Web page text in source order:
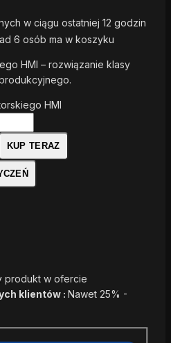
w ciągu ostatniej 12 godzin
6 osób ma w koszyku
HMI – rozwiązanie klasy
HMI
KUP TERAZ
produkt w ofercie
klientów : Nawet 25% -